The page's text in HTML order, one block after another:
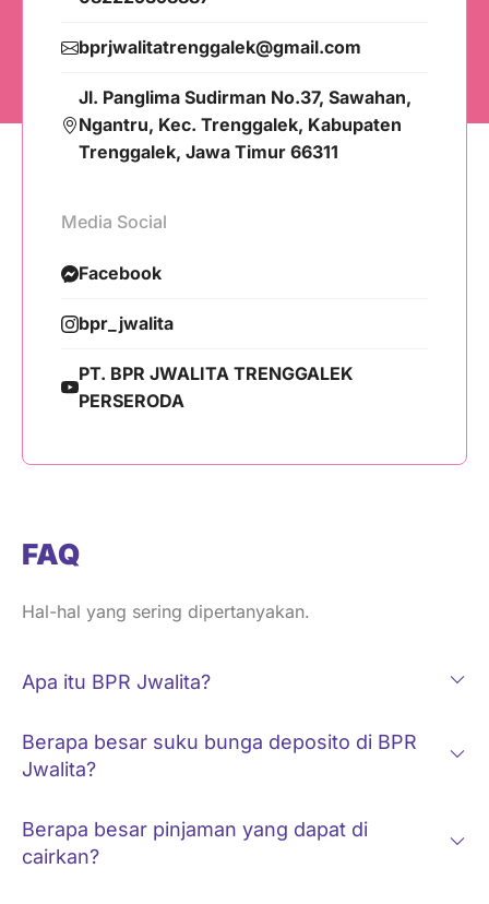
bprjwalitatrenggalek@gmail.com
Jl. Panglima Sudirman No.37, Sawahan,
Ngantru, Kec. Trenggalek, Kabupaten
Trenggalek, Jawa Timur 66311
Media Social
Facebook
bpr_jwalita
PT. BPR JWALITA TRENGGALEK
PERSERODA
FAQ
Hal-hal yang sering dipertanyakan.
Apa itu BPR Jwalita?
Berapa besar suku bunga deposito di BPR
Jwalita?
Berapa besar pinjaman yang dapat di
cairkan?